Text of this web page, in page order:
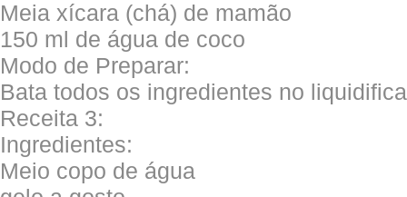
Meia xícara (chá) de mamão
150 ml de água de coco
Modo de Preparar:
Bata todos os ingredientes no
Receita 3:
Ingredientes:
Meio copo de água